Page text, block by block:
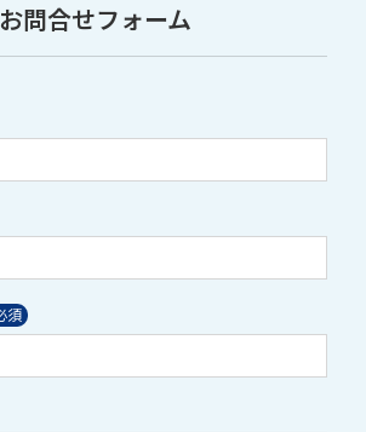
お問合せフォーム